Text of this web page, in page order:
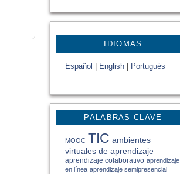
IDIOMAS
Español English Portugués
PALABRAS CLAVE
MOOC TIC ambientes
virtuales de aprendizaje
aprendizaje colaborativo aprendizaje
en línea aprendizaje semipresencial